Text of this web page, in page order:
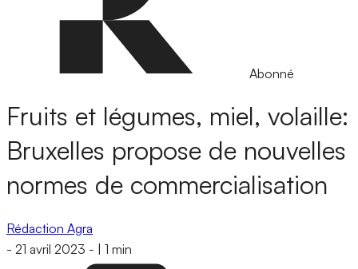
Abonné
Fruits et légumes, miel, volaille:
Bruxelles propose de nouvelles
normes de commercialisation
Rédaction Agra
- 21 avril 2023 - 1 min